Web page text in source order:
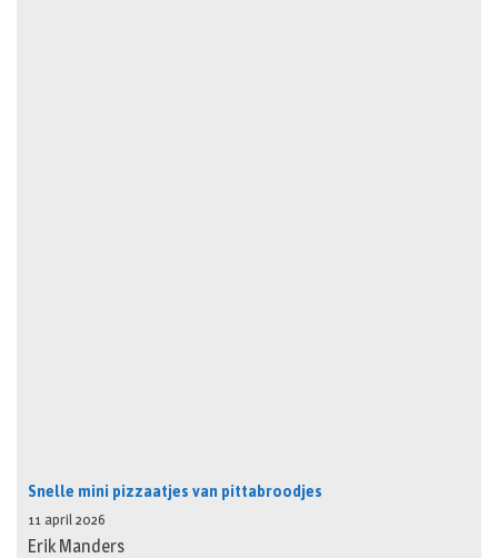
Snelle mini pizzaatjes van pittabroodjes
11 april 2026
Erik Manders